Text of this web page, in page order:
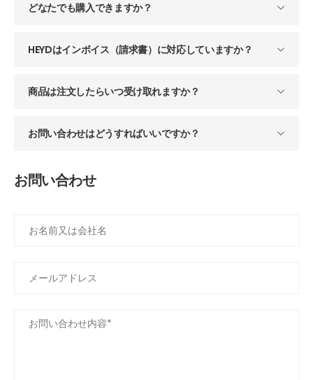
どなたでも購入できますか？
HEYDはインボイス（請求書）に対応していますか？
商品は注文したらいつ受け取れますか？
お問い合わせはどうすればいいですか？
お問い合わせ